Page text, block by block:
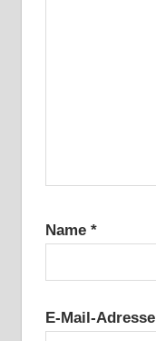
Name *
E-Mail-Adresse